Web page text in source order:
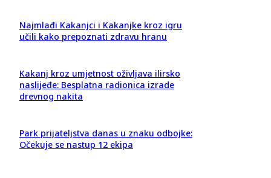
Najmlađi Kakanjci i Kakanjke kroz igru
učili kako prepoznati zdravu hranu
Kakanj kroz umjetnost oživljava ilirsko
naslijeđe: Besplatna radionica izrade
drevnog nakita
Park prijateljstva danas u znaku odbojke:
Očekuje se nastup 12 ekipa